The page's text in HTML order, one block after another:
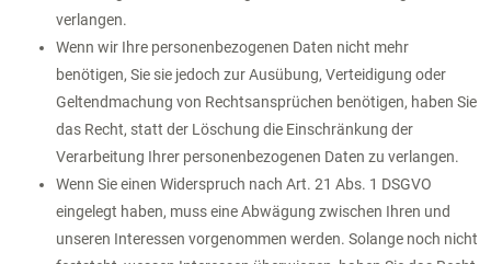
verlangen.
Wenn wir Ihre personenbezogenen Daten nicht mehr
benötigen, Sie sie jedoch zur Ausübung, Verteidigung oder
Geltendmachung von Rechtsansprüchen benötigen, haben Sie
das Recht, statt der Löschung die Einschränkung der
Verarbeitung Ihrer personenbezogenen Daten zu verlangen.
Wenn Sie einen Widerspruch nach Art. 21 Abs. 1 DSGVO
eingelegt haben, muss eine Abwägung zwischen Ihren und
unseren Interessen vorgenommen werden. Solange noch nicht